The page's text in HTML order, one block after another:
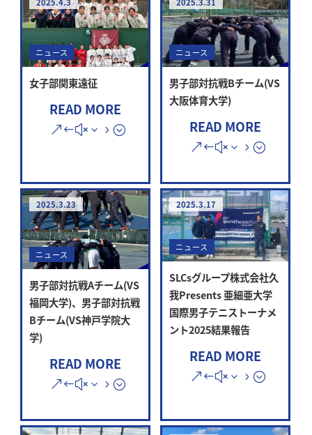
2025.4.3
ニュース
女子部関東遠征
READ MORE
2025.3.31
ニュース
男子部対抗戦Bチーム(VS
大阪体育大学)
READ MORE
2025.3.23
ニュース
男子部対抗戦Aチーム(VS
福岡大学)、男子部対抗戦
Bチーム(VS神戸学院大
学)
READ MORE
2025.3.17
ニュース
SLCsグループ株式会社久
我Presents 亜細亜大学
国際男子テニストーナメ
ント2025結果報告
READ MORE